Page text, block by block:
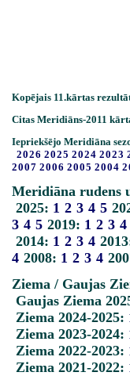
Kopējais 11.kārtas
Citas Meridiāns-2011
Iepriekšējo Meridiāna
2026 2025 2024 2023
2007 2006 2005 2004
Meridiāna rudens
2025: 1 2 3 4 5
3 4 5 2019: 1 2 3 4
2014: 1 2 3 4
4 2008: 1 2 3 4
Ziema / Gaujas
Gaujas Ziema
Ziema 2024-2025:
Ziema 2023-2024:
Ziema 2022-2023:
Ziema 2021-2022: